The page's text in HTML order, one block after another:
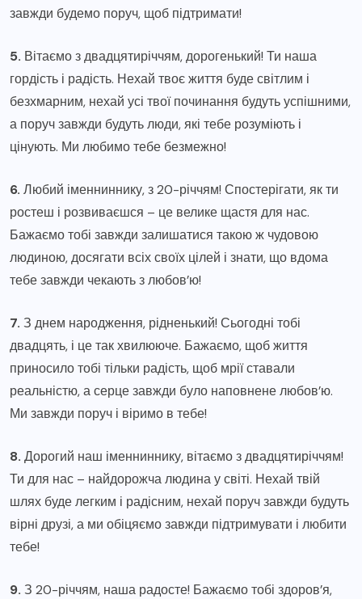
завжди будемо поруч, щоб підтримати!
5. Вітаємо з двадцятиріччям, дорогенький! Ти наша
гордість і радість. Нехай твоє життя буде світлим і
безхмарним, нехай усі твої починання будуть успішними,
а поруч завжди будуть люди, які тебе розуміють і
цінують. Ми любимо тебе безмежно!
6. Любий іменниннику, з 20-річчям! Спостерігати, як ти
ростеш і розвиваєшся – це велике щастя для нас.
Бажаємо тобі завжди залишатися такою ж чудовою
людиною, досягати всіх своїх цілей і знати, що вдома
тебе завжди чекають з любов’ю!
7. З днем народження, рідненький! Сьогодні тобі
двадцять, і це так хвилююче. Бажаємо, щоб життя
приносило тобі тільки радість, щоб мрії ставали
реальністю, а серце завжди було наповнене любов’ю.
Ми завжди поруч і віримо в тебе!
8. Дорогий наш іменниннику, вітаємо з двадцятиріччям!
Ти для нас – найдорожча людина у світі. Нехай твій
шлях буде легким і радісним, нехай поруч завжди будуть
вірні друзі, а ми обіцяємо завжди підтримувати і любити
тебе!
9. З 20-річчям, наша радосте! Бажаємо тобі здоров’я,